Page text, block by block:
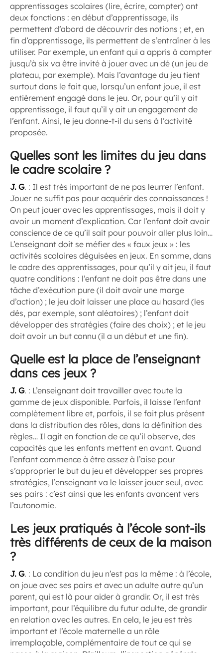
apprentissages scolaires (lire, écrire, compter) ont
deux fonctions : en début d’apprentissage, ils
permettent d’abord de découvrir des notions ; et, en
fin d’apprentissage, ils permettent de s’entraîner à les
utiliser. Par exemple, un enfant qui a appris à compter
jusqu’à six va être invité à jouer avec un dé (un jeu de
plateau, par exemple). Mais l’avantage du jeu tient
surtout dans le fait que, lorsqu’un enfant joue, il est
entièrement engagé dans le jeu. Or, pour qu’il y ait
apprentissage, il faut qu’il y ait un engagement de
l’enfant. Ainsi, le jeu donne-t-il du sens à l’activité
proposée.
Quelles sont les limites du jeu dans
le cadre scolaire ?
J. G. : Il est très important de ne pas leurrer l’enfant.
Jouer ne suffit pas pour acquérir des connaissances !
On peut jouer avec les apprentissages, mais il doit y
avoir un moment d’explication. Car l’enfant doit avoir
conscience de ce qu’il sait pour pouvoir aller plus loin…
L’enseignant doit se méfier des « faux jeux » : les
activités scolaires déguisées en jeux. En somme, dans
le cadre des apprentissages, pour qu’il y ait jeu, il faut
quatre conditions : l’enfant ne doit pas être dans une
tâche d’exécution pure (il doit avoir une marge
d’action) ; le jeu doit laisser une place au hasard (les
dés, par exemple, sont aléatoires) ; l’enfant doit
développer des stratégies (faire des choix) ; et le jeu
doit avoir un but connu (il a un début et une fin).
Quelle est la place de l’enseignant
dans ces jeux ?
J. G. : L’enseignant doit travailler avec toute la
gamme de jeux disponible. Parfois, il laisse l’enfant
complètement libre et, parfois, il se fait plus présent
dans la distribution des rôles, dans la définition des
règles… Il agit en fonction de ce qu’il observe, des
capacités que les enfants mettent en avant. Quand
l’enfant commence à être assez à l’aise pour
s’approprier le but du jeu et développer ses propres
stratégies, l’enseignant va le laisser jouer seul, avec
ses pairs : c’est ainsi que les enfants avancent vers
l’autonomie.
Les jeux pratiqués à l’école sont-ils
très différents de ceux de la maison
?
J. G. : La condition du jeu n’est pas la même : à l’école,
on joue avec ses pairs et avec un adulte autre qu’un
parent, qui est là pour aider à grandir. Or, il est très
important, pour l’équilibre du futur adulte, de grandir
en relation avec les autres. En cela, le jeu est très
important et l’école maternelle a un rôle
irremplaçable, complémentaire de tout ce qui se